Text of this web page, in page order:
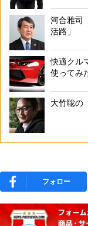
河合雅司
活路」
快適クル
使ってみ
大竹聡の
フォロー